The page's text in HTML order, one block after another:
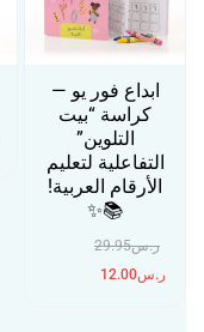
ابداع فور يو —
كراسة “بيت
التلوين”
التفاعلية لتعليم
الأرقام العربية!
📚✨
ر.س29.95
ر.س12.00